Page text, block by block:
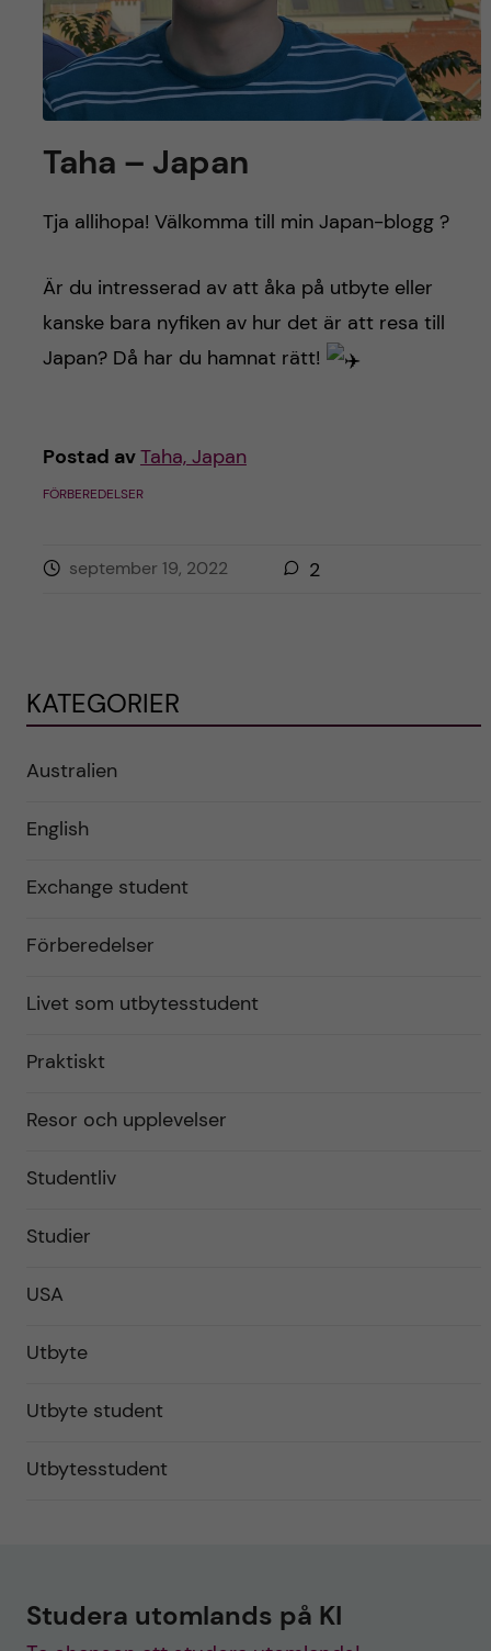
Taha – Japan
Tja allihopa! Välkomma till min Japan-blogg ?
Är du intresserad av att åka på utbyte eller
kanske bara nyfiken av hur det är att resa till
Japan? Då har du hamnat rätt!
Postad avTaha, Japan
FÖRBEREDELSER
september 19, 2022 2
KATEGORIER
Australien
English
Exchange student
Förberedelser
Livet som utbytesstudent
Praktiskt
Resor och upplevelser
Studentliv
Studier
USA
Utbyte
Utbyte student
Utbytesstudent
Studera utomlands på KI